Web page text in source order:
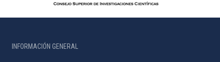
INFORMACIÓN GENERAL